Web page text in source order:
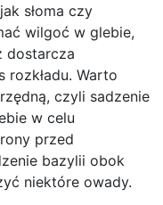
słoma czy
wilgoć w glebie,
dostarcza
rozkładu. Warto
czyli sadzenie
w celu
przed
bazylii obok
niektóre owady.